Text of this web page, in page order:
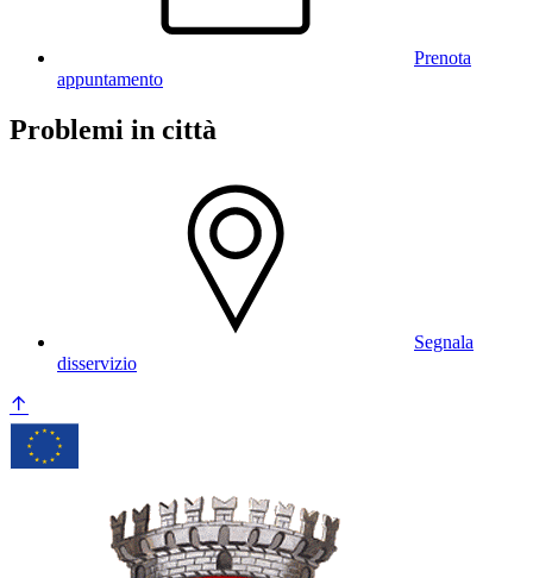
Prenota
appuntamento
Problemi in città
Segnala
disservizio